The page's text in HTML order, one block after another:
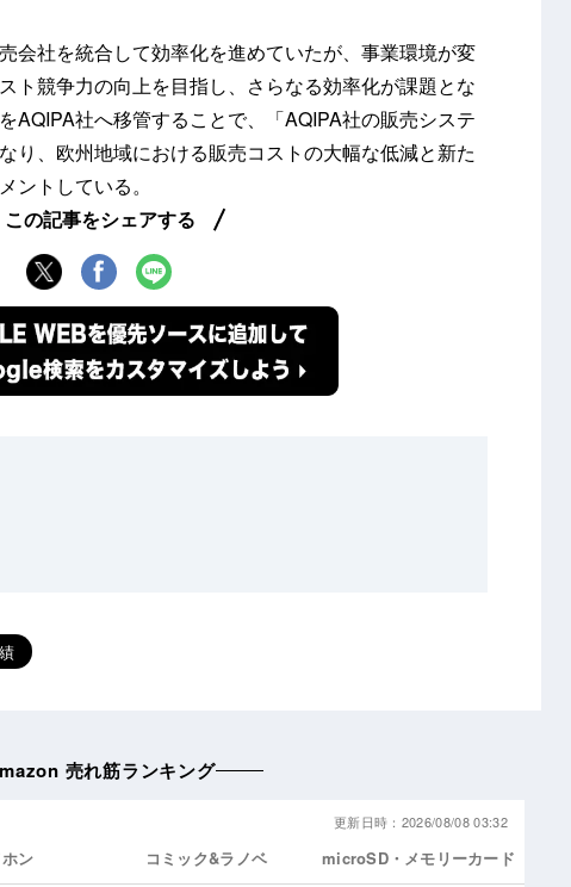
会社を統合して効率化を進めていたが、事業環境が変
ト競争力の向上を目指し、さらなる効率化が課題とな
AQIPA社へ移管することで、「AQIPA社の販売システ
り、欧州地域における販売コストの大幅な低減と新た
ントしている。
この記事をシェアする